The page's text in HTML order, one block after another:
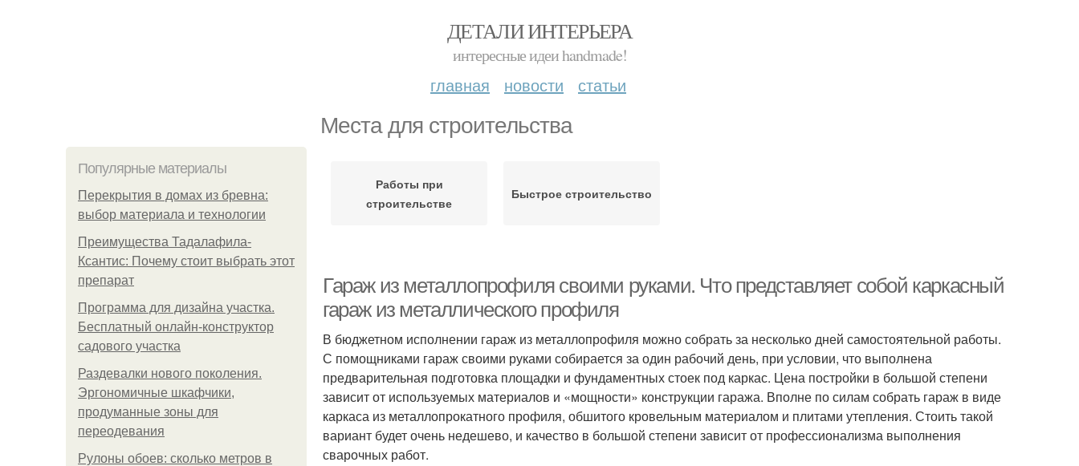
ДЕТАЛИ ИНТЕРЬЕРА
интересные идеи handmade!
главная новости статьи
Места для строительства
Популярные материалы
Перекрытия в домах из бревна:
выбор материала и технологии
Преимущества Тадалафила-
Ксантис: Почему стоит выбрать этот
препарат
Программа для дизайна участка.
Бесплатный онлайн-конструктор
садового участка
Раздевалки нового поколения.
Эргономичные шкафчики,
продуманные зоны для
переодевания
Рулоны обоев: сколько метров в
Работы при
строительстве
Быстрое строительство
Гараж из металлопрофиля своими руками. Что представляет собой каркасный
гараж из металлического профиля
В бюджетном исполнении гараж из металлопрофиля можно собрать за несколько дней самостоятельной работы.
С помощниками гараж своими руками собирается за один рабочий день, при условии, что выполнена
предварительная подготовка площадки и фундаментных стоек под каркас. Цена постройки в большой степени
зависит от используемых материалов и «мощности» конструкции гаража. Вполне по силам собрать гараж в виде
каркаса из металлопрокатного профиля, обшитого кровельным материалом и плитами утепления. Стоить такой
вариант будет очень недешево, и качество в большой степени зависит от профессионализма выполнения
сварочных работ.